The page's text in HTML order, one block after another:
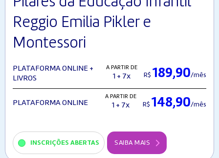
Reggio Emilia Pikler e
Montessori
PLATAFORMA ONLINE +
LIVROS
A PARTIR DE
1 + 7x R$ 189,90/mês
PLATAFORMA ONLINE
A PARTIR DE
1 + 7x R$ 148,90/mês
INSCRIÇÕES ABERTAS SAIBA MAIS